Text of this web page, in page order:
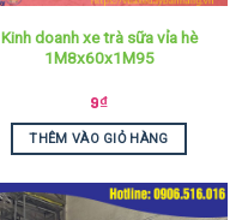
Kinh doanh xe trà sữa vỉa hè
1M8x60x1M95
9₫
THÊM VÀO GIỎ HÀNG